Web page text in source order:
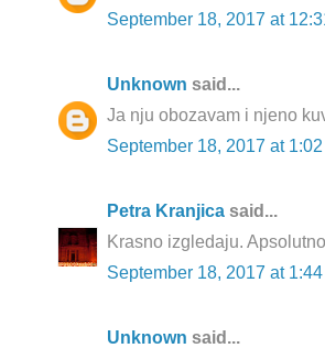
September 18, 2017 at
Unknown said...
Ja nju obozavam i njeno
September 18, 2017 at 1:02
Petra Kranjica said...
Krasno izgledaju.
September 18, 2017 at 1:44
Unknown said...